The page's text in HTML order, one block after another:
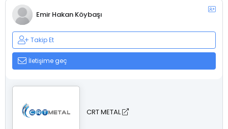
Emir Hakan Köybaşı
Takip Et
İletişime geç
CRT METAL